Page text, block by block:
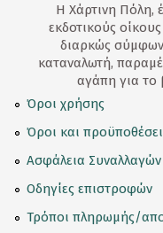
Η Χάρτινη Πόλη,
εκδοτικούς
διαρκώς
καταναλωτή,
αγάπη για το
Όροι χρήσης
Όροι και
Ασφάλεια Συναλλαγών
Οδηγίες επιστροφών
Τρόποι πληρωμής/